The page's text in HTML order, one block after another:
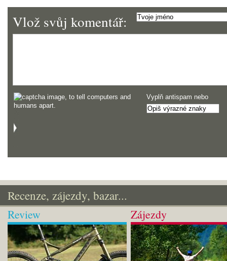
Vlož svůj komentář:
Vyplň antispam nebo
Recenze, zájezdy, bazar...
Review Zájezdy